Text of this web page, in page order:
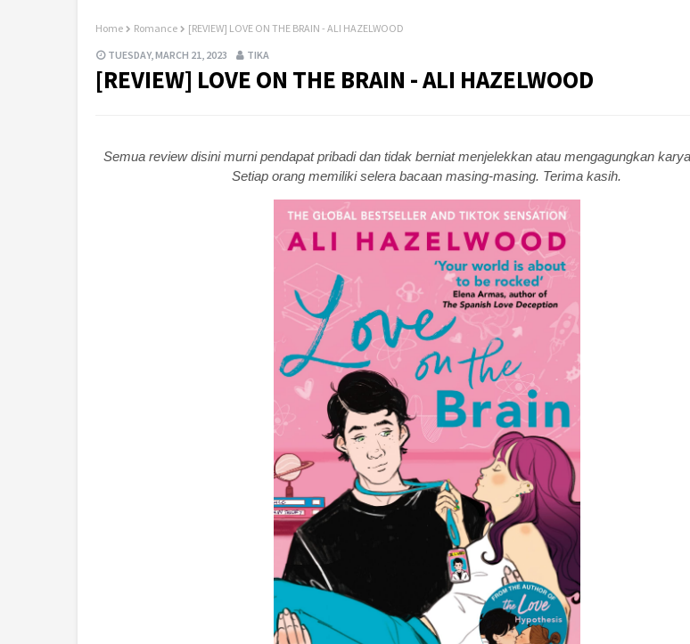
Home Romance
[REVIEW] LOVE ON THE BRAIN - ALI HAZELWOOD
TUESDAY, MARCH 21, 2023
TIKA
[REVIEW] LOVE ON THE BRAIN - ALI HAZELWOOD
Semua review disini murni pendapat pribadi dan tidak berniat menjelekkan atau mengagungkan
Setiap orang memiliki selera bacaan masing-masing. Terima kasih.